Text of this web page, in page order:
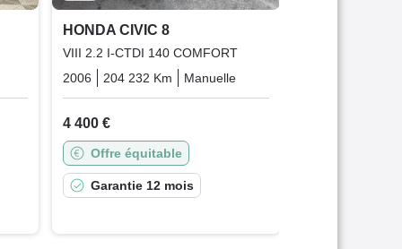
Hybrid_essence_electric
HONDA CIVIC 8
VIII 2.2 I-CTDI 140 COMFORT
2006
204 232 Km Manuelle
4 400 €
Offre équitable
Garantie 12 mois